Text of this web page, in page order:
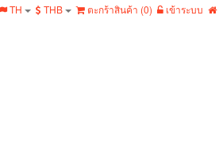
เข้าระบบ
ตะกร้าสินค้า (0)
THB
TH